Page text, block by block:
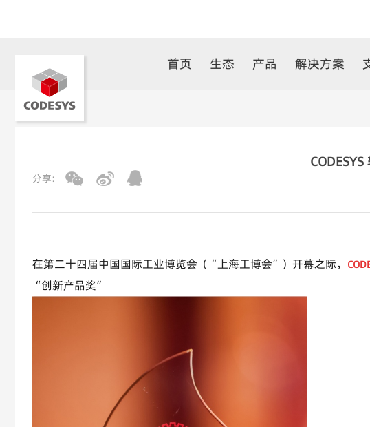
首页 生态 产品 解决方案
分享:
在第二十四届中国国际工业博览会（“上海工博会”）开幕之际，
“创新产品奖”